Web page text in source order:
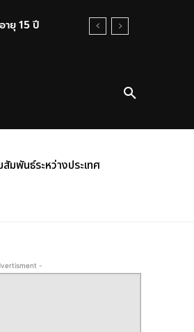
ยุ 15 ปี
สัมพันธ์ระหว่างประเทศ
-